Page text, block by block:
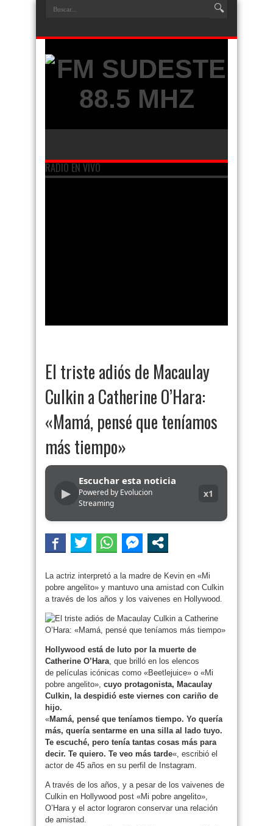
RADIO EN VIVO
El triste adiós de Macaulay
Culkin a Catherine O’Hara:
«Mamá, pensé que teníamos
más tiempo»
▶
Escuchar esta noticia
Powered by Evolucion
Streaming
x1
La actriz interpretó a la madre de Kevin en «Mi
pobre angelito» y mantuvo una amistad con Culkin
a través de los años y los vaivenes en Hollywood.
Hollywood está de luto por la muerte de
Catherine O’Hara, que brilló en los elencos
de películas icónicas como «Beetlejuice» o «Mi
pobre angelito», cuyo protagonista, Macaulay
Culkin, la despidió este viernes con cariño de
hijo.
«Mamá, pensé que teníamos tiempo. Yo quería
más, quería sentarme en una silla al lado tuyo.
Te escuché, pero tenía tantas cosas más para
decir. Te quiero. Te veo más tarde«, escribió el
actor de 45 años en su perfil de Instagram.
A través de los años, y a pesar de los vaivenes de
Culkin en Hollywood post «Mi pobre angelito»,
O’Hara y el actor lograron conservar una relación
de amistad.